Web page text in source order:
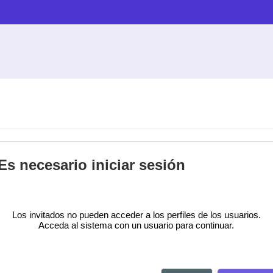
necesario iniciar sesión
Los invitados no pueden acceder a los perfiles de los usuarios.
Acceda al sistema con un usuario para continuar.